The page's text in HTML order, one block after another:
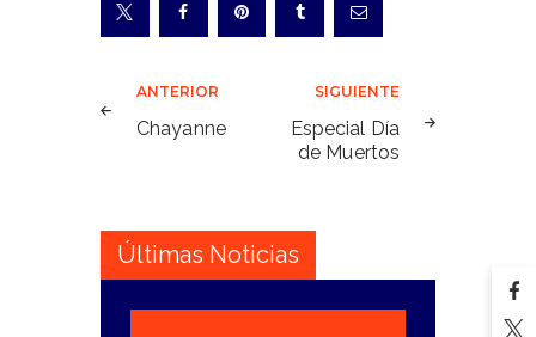
Noticias
Contacto
Navegación
de
ANTERIOR
Chayanne
SIGUIENTE
Especial Día
de Muertos
Últimas Noticias